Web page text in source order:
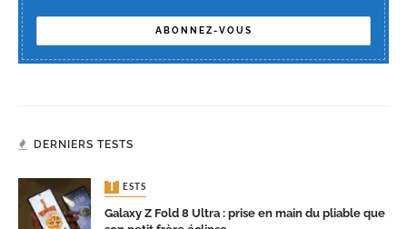
DERNIERS TESTS
TESTS
Galaxy Z Fold 8 Ultra : prise en main du pliable que